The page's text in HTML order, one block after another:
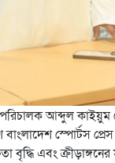
আব্দুল কাইয়ুম
বাংলাদেশ স্পোর্টস
এবং